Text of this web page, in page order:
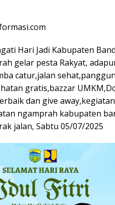
Hari Jadi Kabupaten
gelar pesta Rakyat,
catur,jalan
gratis,bazzar
dan give
ngamprah kabupaten
jalan, Sabtu 05/07/2025